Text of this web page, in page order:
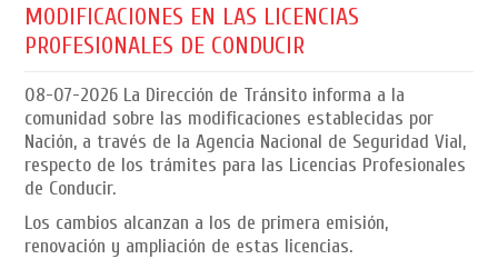
MODIFICACIONES EN LAS LICENCIAS
PROFESIONALES DE CONDUCIR
08-07-2026 La Dirección de Tránsito informa a la
comunidad sobre las modificaciones establecidas por
Nación, a través de la Agencia Nacional de Seguridad Vial,
respecto de los trámites para las Licencias Profesionales
de Conducir.
Los cambios alcanzan a los de primera emisión,
renovación y ampliación de estas licencias.